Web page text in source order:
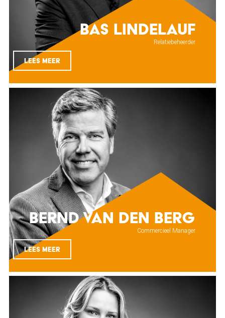
Bas Lindelauf
Relatiebeheerder
LEES MEER
Bernd van den Berg
Commercieel Manager
LEES MEER